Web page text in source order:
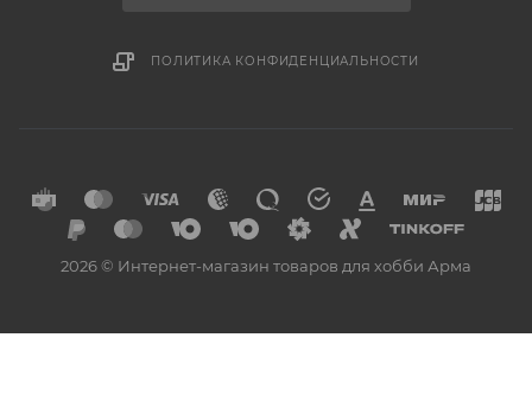
ПОЛИТИКА КОНФИДЕНЦИАЛЬНОСТИ
2026 © Интернет-магазин товаров для хобби Арма